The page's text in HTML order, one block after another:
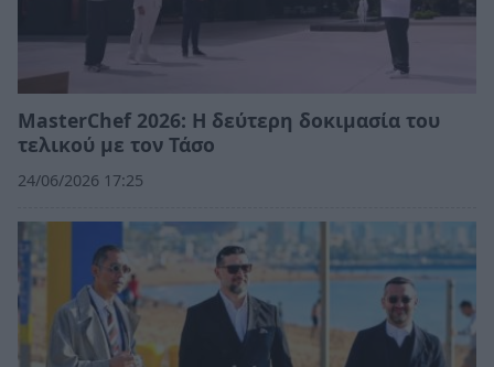
MasterChef 2026: Η δεύτερη δοκιμασία του
τελικού με τον Τάσο
24/06/2026 17:25